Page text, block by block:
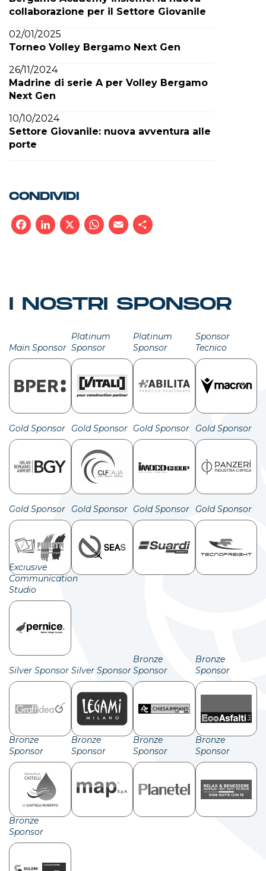
collaborazione per il Settore Giovanile
02/01/2025
Torneo Volley Bergamo Next Gen
26/11/2024
Madrine di serie A per Volley Bergamo
Next Gen
10/10/2024
Settore Giovanile: nuova avventura alle
porte
CONDIVIDI
I NOSTRI SPONSOR
Main Sponsor
Platinum
Sponsor
Platinum
Sponsor
Sponsor
Tecnico
Gold Sponsor Gold Sponsor Gold Sponsor Gold Sponsor
Gold Sponsor Gold Sponsor Gold Sponsor Gold Sponsor
Exclusive
Communication
Studio
Silver Sponsor Silver Sponsor
Bronze
Sponsor
Bronze
Sponsor
Bronze
Sponsor
Bronze
Sponsor
Bronze
Sponsor
Bronze
Sponsor
Bronze
Sponsor